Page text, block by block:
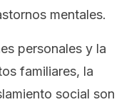
mentales.
personales y la
familiares, la
social son